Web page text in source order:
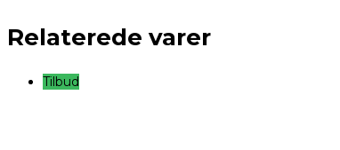
Relaterede varer
Tilbud